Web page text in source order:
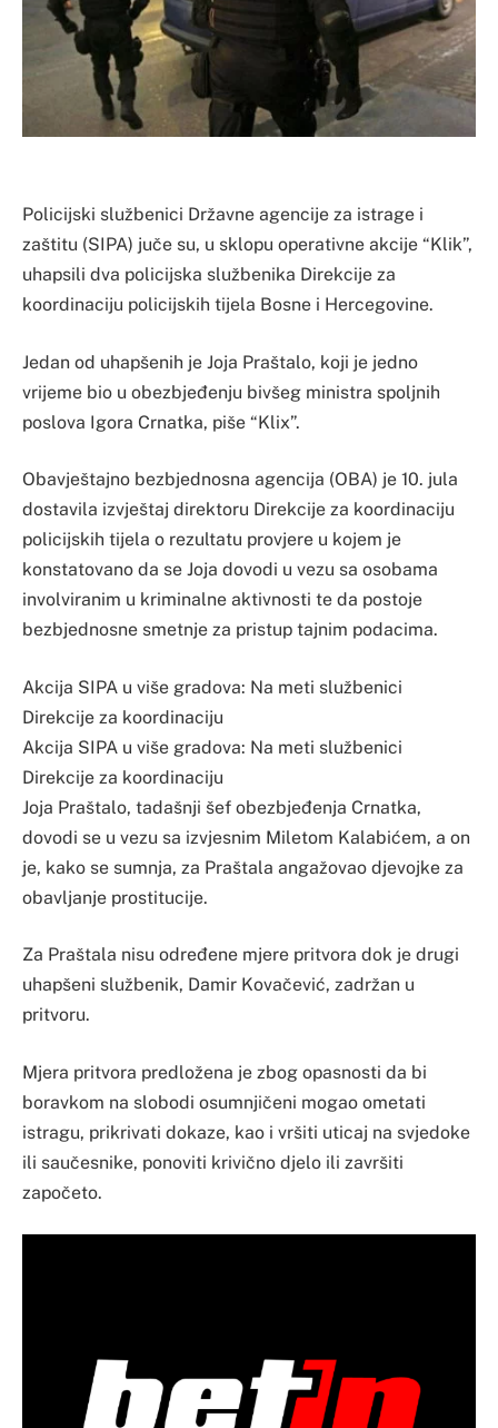
Policijski službenici Državne agencije za istrage i
zaštitu (SIPA) juče su, u sklopu operativne akcije “Klik”,
uhapsili dva policijska službenika Direkcije za
koordinaciju policijskih tijela Bosne i Hercegovine.
Jedan od uhapšenih je Joja Praštalo, koji je jedno
vrijeme bio u obezbjeđenju bivšeg ministra spoljnih
poslova Igora Crnatka, piše “Klix”.
Obavještajno bezbjednosna agencija (OBA) je 10. jula
dostavila izvještaj direktoru Direkcije za koordinaciju
policijskih tijela o rezultatu provjere u kojem je
konstatovano da se Joja dovodi u vezu sa osobama
involviranim u kriminalne aktivnosti te da postoje
bezbjednosne smetnje za pristup tajnim podacima.
Akcija SIPA u više gradova: Na meti službenici
Direkcije za koordinaciju
Akcija SIPA u više gradova: Na meti službenici
Direkcije za koordinaciju
Joja Praštalo, tadašnji šef obezbjeđenja Crnatka,
dovodi se u vezu sa izvjesnim Miletom Kalabićem, a on
je, kako se sumnja, za Praštala angažovao djevojke za
obavljanje prostitucije.
Za Praštala nisu određene mjere pritvora dok je drugi
uhapšeni službenik, Damir Kovačević, zadržan u
pritvoru.
Mjera pritvora predložena je zbog opasnosti da bi
boravkom na slobodi osumnjičeni mogao ometati
istragu, prikrivati dokaze, kao i vršiti uticaj na svjedoke
ili saučesnike, ponoviti krivično djelo ili završiti
započeto.